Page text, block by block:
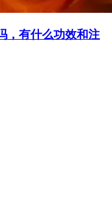
，有什么功效和注